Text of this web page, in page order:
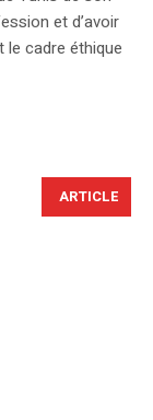
et d’avoir
cadre éthique
ARTICLE